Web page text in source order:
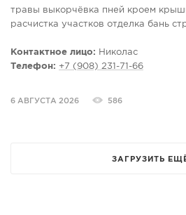
травы выкорчёвка пней кроем
расчистка участков отделка бань
установка теплиц дверей входные
траншей колодцы сварочные
Контактное лицо: Николас
Телефон: +7 (908) 231-71-66
6 АВГУСТА 2026 586
ЗАГРУЗИТЬ